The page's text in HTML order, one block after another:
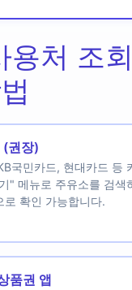
용처 조
(권장)
국민카드, 현대카드 등
" 메뉴로 주유소를 검색
로 확인 가능합니다.
품권 앱